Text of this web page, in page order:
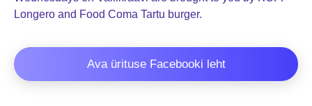
Longero and Food Coma Tartu burger.
Ava ürituse Facebooki leht